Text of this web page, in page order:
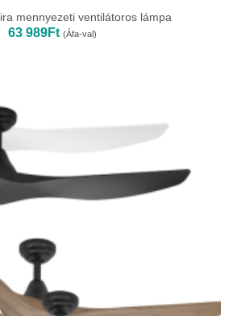
mennyezeti ventilátoros lámpa
63 989Ft (Áfa-val)